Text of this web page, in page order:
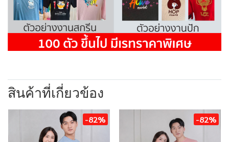
สินค้าที่เกี่ยวข้อง
-82% -82%